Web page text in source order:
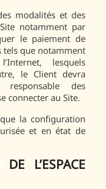
modalités et des
notamment par
le paiement de
tels que notamment
lesquels
le Client devra
des
connecter au Site.
la configuration
et en état de
L’ESPACE